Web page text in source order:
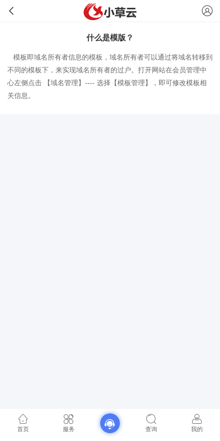
什么是模版？
模板即域名所有者信息的模板，域名所有者可以通过将域名转移到
不同的模板下，来实现域名所有者的过户。打开网站在会员管理中
心左侧点击 【域名管理】---- 选择【模板管理】，即可修改模板相
关信息。
首页 服务 查询 我的